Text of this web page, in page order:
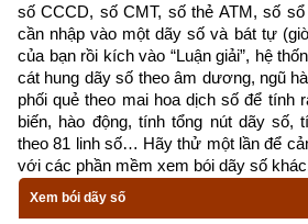
“Kinh” có thể hiểu là lời dạy
nhân, để điểm hóa cho con
Kinh Thánh, Đạo Đức Kinh,…
“Dịch” là biểu thị cho quá trình
mệnh, vạn sự, vạn vật từ lúc
kết thúc; tuần hoàn theo một
là Đạo, Phật gọi là Pháp.
số CCCD, số CMT, số thẻ ATM, số
cần nhập vào một dãy số và bát tự
của bạn rồi kích vào “Luận giải”, hệ
cát hung dãy số theo âm dương, ngũ
phối quẻ theo mai hoa dịch số để tính
biến, hào động, tính tổng nút dãy số,
theo 81 linh số… Hãy thử một lần để
với các phần mềm xem bói dãy số
Xem bói dãy số